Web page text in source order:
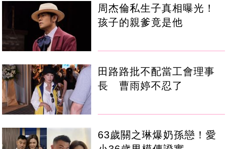
周杰倫私生子真相曝光！
孩子的親爹竟是他
田路路批不配當工會理事
長 曹雨婷不忍了
63歲關之琳爆奶孫戀！愛